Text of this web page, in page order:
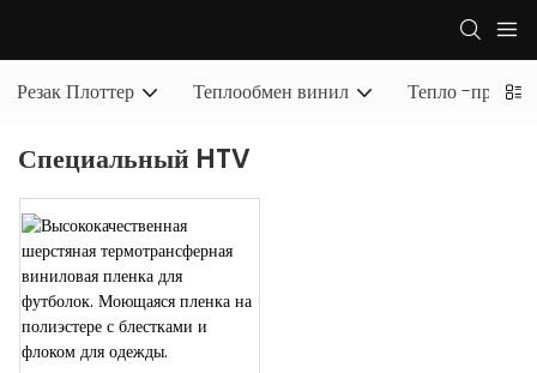
Резак Плоттер Теплообмен винил Тепло -пресса
Специальный HTV